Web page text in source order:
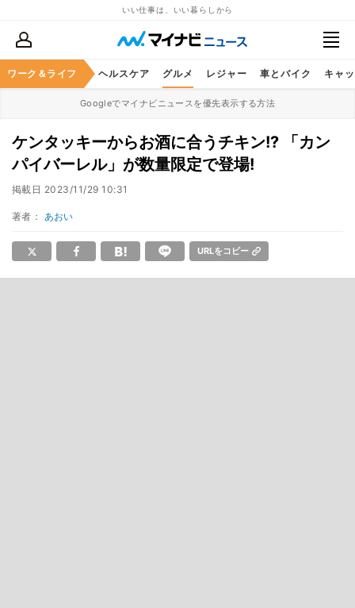
いい仕事は、いい暮らしから
ワーク＆ライフ
マネー 暮らし ヘルスケア グルメ レジャー 車とバイク キャ
Googleでマイナビニュースを優先表示する方法
ケンタッキーからお酒に合うチキン!? 「カン
パイバーレル」が数量限定で登場!
掲載日 2023/11/29 10:31
著者： あおい
URLをコピー